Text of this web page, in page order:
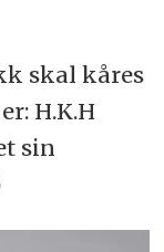
skal kåres
H.K.H
sin